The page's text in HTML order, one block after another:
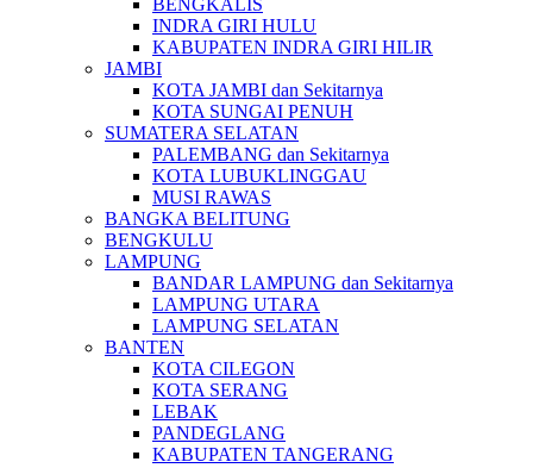
BENGKALIS
INDRA GIRI HULU
KABUPATEN INDRA GIRI HILIR
JAMBI
KOTA JAMBI dan Sekitarnya
KOTA SUNGAI PENUH
SUMATERA SELATAN
PALEMBANG dan Sekitarnya
KOTA LUBUKLINGGAU
MUSI RAWAS
BANGKA BELITUNG
BENGKULU
LAMPUNG
BANDAR LAMPUNG dan Sekitarnya
LAMPUNG UTARA
LAMPUNG SELATAN
BANTEN
KOTA CILEGON
KOTA SERANG
LEBAK
PANDEGLANG
KABUPATEN TANGERANG